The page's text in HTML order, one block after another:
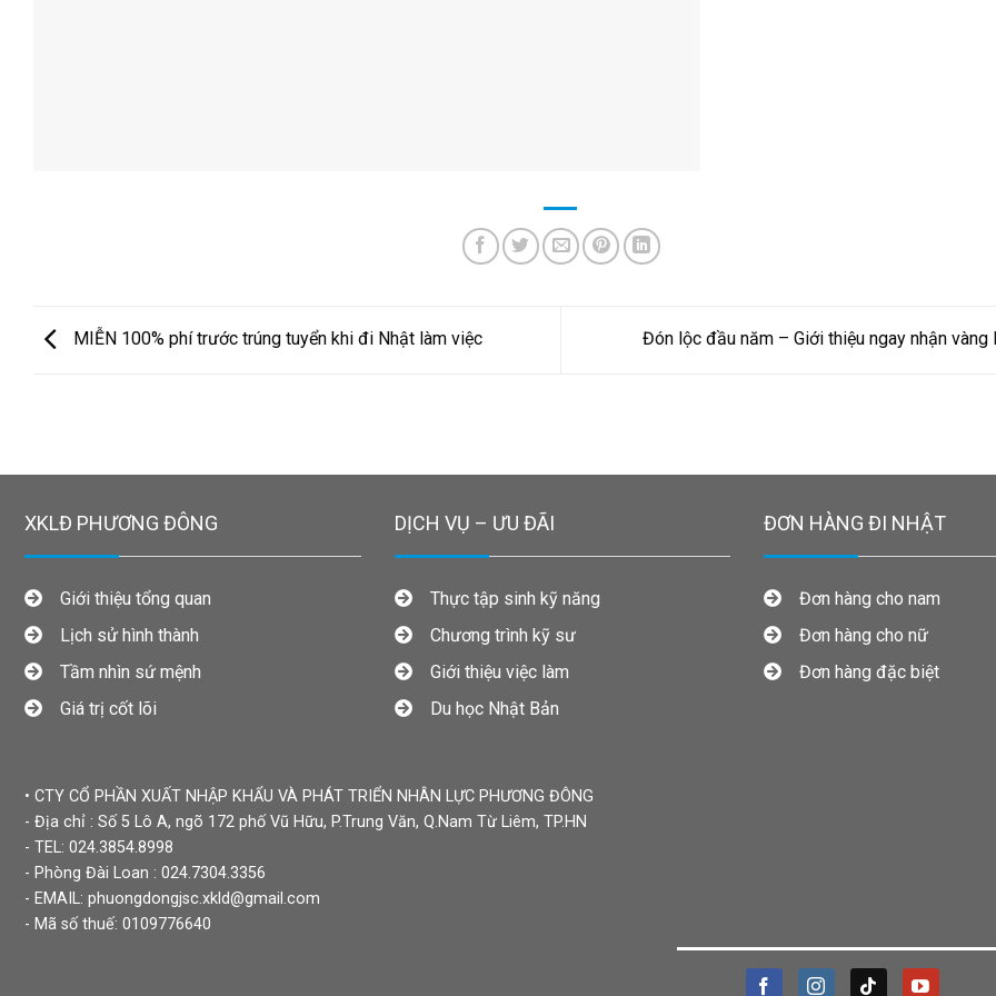
MIỄN 100% phí trước trúng tuyển khi đi Nhật làm việc Đón lộc đầu năm – Giới thiệu ngay nhận vàng
XKLĐ PHƯƠNG ĐÔNG
Giới thiệu tổng quan
Lịch sử hình thành
Tầm nhìn sứ mệnh
Giá trị cốt lõi
DỊCH VỤ – ƯU ĐÃI
Thực tập sinh kỹ năng
Chương trình kỹ sư
Giới thiệu việc làm
Du học Nhật Bản
ĐƠN HÀNG ĐI NHẬT
Đơn hàng cho nam
Đơn hàng cho nữ
Đơn hàng đặc biệt
• CTY CỔ PHẦN XUẤT NHẬP KHẨU VÀ PHÁT TRIỂN NHÂN LỰC PHƯƠNG ĐÔNG
- Địa chỉ : Số 5 Lô A, ngõ 172 phố Vũ Hữu, P.Trung Văn, Q.Nam Từ Liêm, TP.HN
- TEL: 024.3854.8998
- Phòng Đài Loan : 024.7304.3356
- EMAIL: phuongdongjsc.xkld@gmail.com
- Mã số thuế: 0109776640